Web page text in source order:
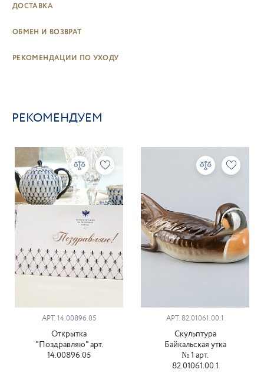
ДОСТАВКА
ОБМЕН И ВОЗВРАТ
РЕКОМЕНДАЦИИ ПО УХОДУ
РЕКОМЕНДУЕМ
АРТ. 14.00896.05
Открытка
"Поздравляю" арт.
14.00896.05
АРТ. 82.01061.00.1
Скульптура
Байкальская утка
№ 1 арт.
82.01061.00.1